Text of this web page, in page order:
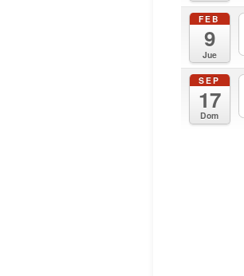
FEB
9
Jue
SEP
17
Dom